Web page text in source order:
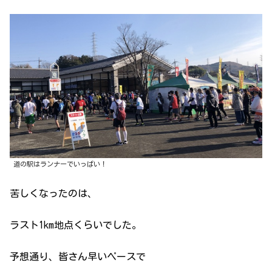
道の駅はランナーでいっぱい！
苦しくなったのは、
ラスト1km地点くらいでした。
予想通り、皆さん早いペースで